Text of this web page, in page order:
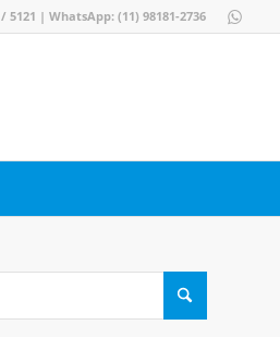
/ 5121 |WhatsApp: (11) 98181-2736